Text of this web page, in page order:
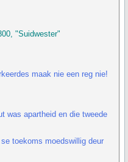
"Suidwester"
maak nie een reg nie!
was apartheid en die tweede
toekoms moedswillig deur